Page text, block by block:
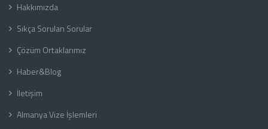
Hakkımızda
Sıkça Sorulan Sorular
Çözüm Ortaklarımız
Haber&Blog
İletişim
Almanya Vize İşlemleri